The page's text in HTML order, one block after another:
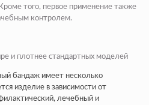
того, первое применение также
контролем.
и плотнее стандартных моделей
бандаж имеет несколько
изделие в зависимости от
лечебный и